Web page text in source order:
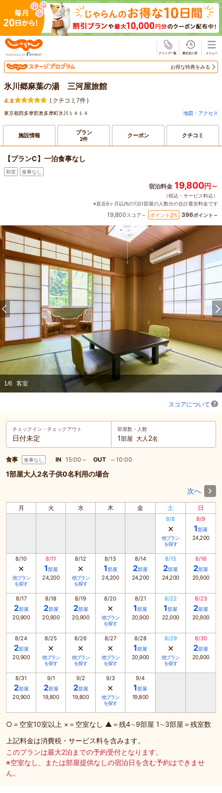
お得な特典をみる
氷川郷麻葉の湯 三河屋旅館
4.8 ( クチコミ7件)
東京都西多摩郡奥多摩町氷川１４１４ 地図・アクセス
施設情報 プラン
2件 クーポン クチコミ
【プランC】一泊食事なし
和室 食事なし
宿泊料金 19,800円～
（税込・サービス料込）
※直近6ヶ月以内の1泊1部屋の人数分の合計最安料金です
19,800スコア～ ポイント 2% 396ポイント～
1/6 客室
スコアについて
チェックイン・ チェックアウト
日付未定
部屋数・人数
1部屋 大人 2名
食事 食事なし IN 15:00～ OUT ～10:00
1部屋大人2名子供0名利用の場合
次へ
月 火 水 木 金 土 日
8/8
×
他プラン
を探す
8/9
1部屋
24,200
8/10
×
他プラン
を探す
8/11
1部屋
24,200
8/12
×
他プラン
を探す
8/13
1部屋
24,200
8/14
2部屋
24,200
8/15
2部屋
24,200
8/16
2部屋
20,900
8/17
2部屋
20,900
8/18
2部屋
20,900
8/19
2部屋
20,900
8/20
×
他プラン
を探す
8/21
1部屋
20,900
8/22
1部屋
22,000
8/23
2部屋
20,900
8/24
2部屋
20,900
8/25
×
他プラン
を探す
8/26
×
他プラン
を探す
8/27
×
他プラン
を探す
8/28
1部屋
20,900
8/29
×
他プラン
を探す
8/30
2部屋
20,900
8/31
2部屋
20,900
9/1
2部屋
19,800
9/2
2部屋
19,800
9/3
×
他プラン
を探す
9/4
1部屋
19,800
○＝空室10室以上 ×＝空室なし ▲＝残4∼9部屋 1∼3部屋＝残室数
上記料金は消費税・サービス料を含みます。
このプランは最大2泊までの予約受付となります。
※空室なし、または部屋提供なしの宿泊日を含む予約はできませ
ん。